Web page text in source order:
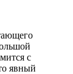
с
явный